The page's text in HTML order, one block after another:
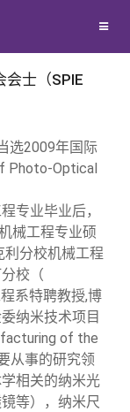
会士（SPIE
选2009年国际
Photo-Optical
专业毕业后，
械工程专业硕
分校机械工程
校（
系特聘教授,博
纳米技术项目
of the
从事的研究领
相关的纳米光
等），纳米尺